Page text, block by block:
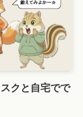
クと自宅でで